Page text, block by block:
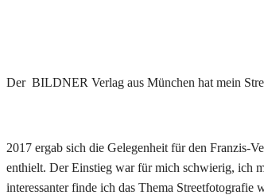
Der BILDNER Verlag aus München hat mein
2017 ergab sich die Gelegenheit für den Franzis-
enthielt. Der Einstieg war für mich schwierig, ich
interessanter finde ich das Thema